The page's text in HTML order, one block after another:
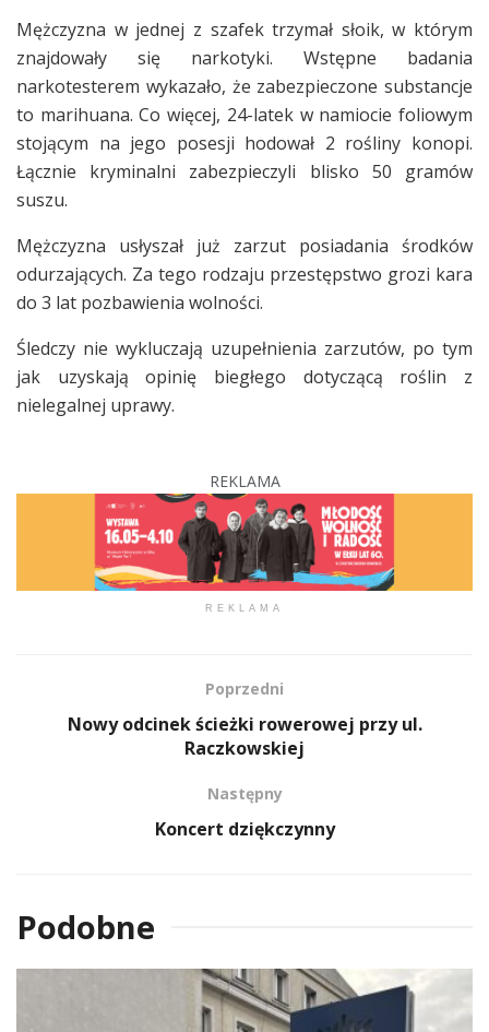
Mężczyzna w jednej z szafek trzymał słoik, w którym
znajdowały się narkotyki. Wstępne badania
narkotesterem wykazało, że zabezpieczone substancje
to marihuana. Co więcej, 24-latek w namiocie foliowym
stojącym na jego posesji hodował 2 rośliny konopi.
Łącznie kryminalni zabezpieczyli blisko 50 gramów
suszu.
Mężczyzna usłyszał już zarzut posiadania środków
odurzających. Za tego rodzaju przestępstwo grozi kara
do 3 lat pozbawienia wolności.
Śledczy nie wykluczają uzupełnienia zarzutów, po tym
jak uzyskają opinię biegłego dotyczącą roślin z
nielegalnej uprawy.
REKLAMA
REKLAMA
Poprzedni
Nowy odcinek ścieżki rowerowej przy ul.
Raczkowskiej
Następny
Koncert dziękczynny
Podobne